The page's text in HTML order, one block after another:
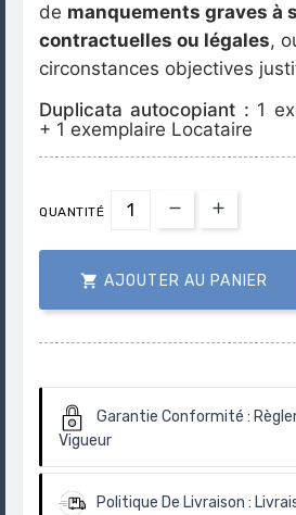
de manquements graves à
contractuelles ou légales,
circonstances objectives
Duplicata autocopiant : 1
+ 1 exemplaire Locataire
QUANTITÉ
 AJOUTER AU PANIER
Garantie Conformité :
Vigueur
Politique De Livraison :